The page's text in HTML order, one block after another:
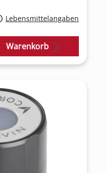
Lebensmittelangaben
Warenkorb